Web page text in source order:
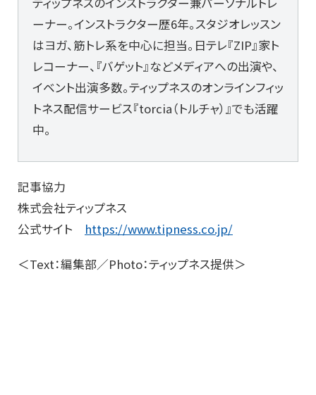
ーナー。インストラクター歴6年。スタジオレッスン
はヨガ、筋トレ系を中心に担当。日テレ『ZIP』家ト
レコーナー、『バゲット』などメディアへの出演や、
イベント出演多数。ティップネスのオンラインフィッ
トネス配信サービス『torcia（トルチャ）』でも活躍
中。
記事協力
株式会社ティップネス
公式サイト https://www.tipness.co.jp/
＜Text：編集部／Photo：ティップネス提供＞